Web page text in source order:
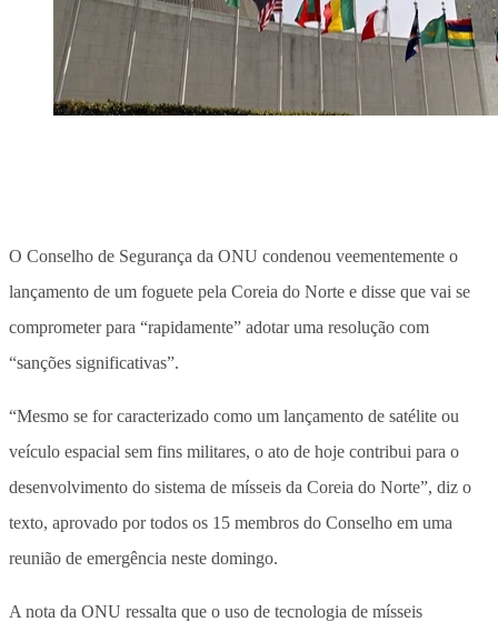
O Conselho de Segurança da ONU condenou veementemente o
lançamento de um foguete pela Coreia do Norte e disse que vai se
comprometer para “rapidamente” adotar uma resolução com
“sanções significativas”.
“Mesmo se for caracterizado como um lançamento de satélite ou
veículo espacial sem fins militares, o ato de hoje contribui para o
desenvolvimento do sistema de mísseis da Coreia do Norte”, diz o
texto, aprovado por todos os 15 membros do Conselho em uma
reunião de emergência neste domingo.
A nota da ONU ressalta que o uso de tecnologia de mísseis